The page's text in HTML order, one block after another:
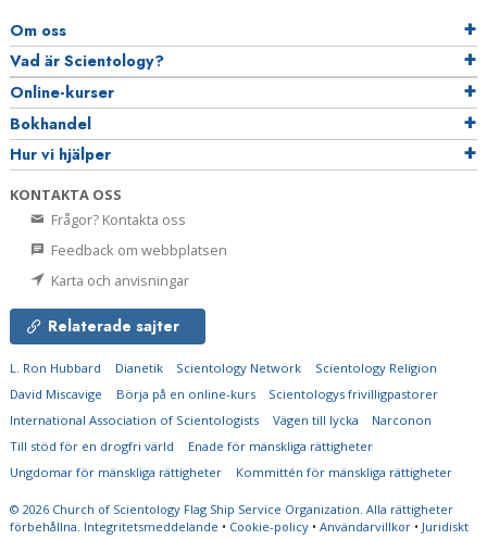
Om oss
Vad är Scientology?
Online-kurser
Bokhandel
Hur vi hjälper
KONTAKTA OSS
Frågor? Kontakta oss
Feedback om webbplatsen
Karta och anvisningar
Relaterade sajter
L. Ron Hubbard Dianetik Scientology Network
Scientology Religion
David Miscavige
Börja på en online-kurs
Scientologys frivilligpastorer
International Association of Scientologists
Vägen till lycka
Narconon
Till stöd för en drogfri värld
Enade för mänskliga rättigheter
Ungdomar för mänskliga rättigheter
Kommittén för mänskliga rättigheter
© 2026 Church of Scientology Flag Ship Service Organization. Alla rättigheter
förbehållna. Integritetsmeddelande • Cookie-policy • Användarvillkor • Juridiskt